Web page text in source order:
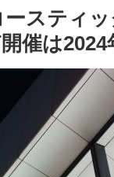
スティ
催は2024